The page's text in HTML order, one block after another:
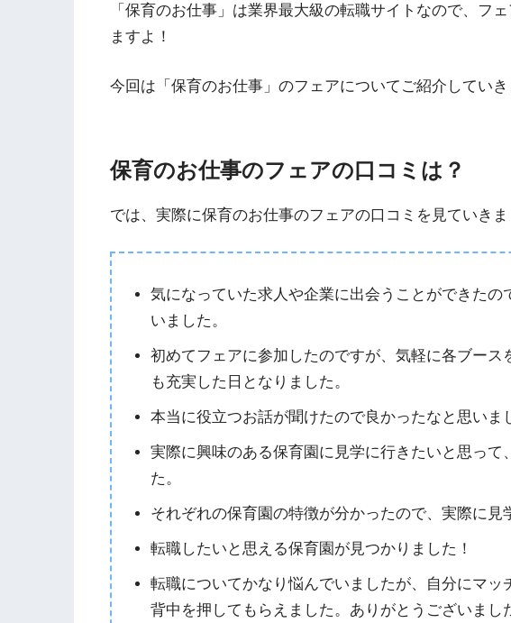
「保育のお仕事」は業界最大級の転職サイトなので、フ
ますよ！
今回は「保育のお仕事」のフェアについてご紹介していき
保育のお仕事のフェアの口コミは？
では、実際に保育のお仕事のフェアの口コミを見ていきま
気になっていた求人や企業に出会うことができたの
いました。
初めてフェアに参加したのですが、気軽に各ブース
も充実した日となりました。
本当に役立つお話が聞けたので良かったなと思いま
実際に興味のある保育園に見学に行きたいと思って
た。
それぞれの保育園の特徴が分かったので、実際に見
転職したいと思える保育園が見つかりました！
転職についてかなり悩んでいましたが、自分にマッ
背中を押してもらえました。ありがとうございまし